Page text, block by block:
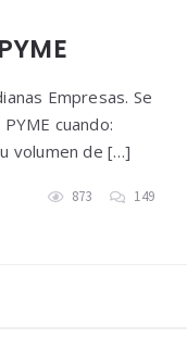
Empresas. Se
cuando:
volumen de […]
873 149